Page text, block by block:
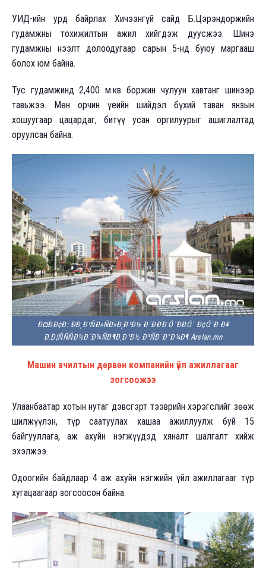
УИД-ийн урд байрлах Хичээнгүй сайд Б.Цэрэндоржийн
гудамжны тохижилтын ажил хийгдэж дуусжээ. Шинэ
гудамжны нээлт долоодугаар сарын 5-нд буюу маргааш
болох юм байна.
Тус гудамжинд 2,400 м.кв боржин чулуун хавтанг шинээр
тавьжээ. Мөн орчин үеийн шийдэл бүхий таван янзын
хошуугаар цацардаг, битүү усан оргилуурыг ашиглалтад
оруулсан байна.
Ð¤ÐÐ¢Ð: ÐÐ¸Ð¹ÑÐ»ÑÐ»Ð¸Ð¹Ð½ Ð¨ÐÐÐ­ Ó¨ÐÐÓ¨ Ð¢Ó¨Ð Ð¥
Ð.Ð¦ÑÑÑÐ½Ð´Ð¾ÑÐ¶Ð¸Ð¹Ð½ Ð³ÑÐ´Ð°Ð¼Ð¶ Arslan.mn
Машин ачилтын дөрвөн компанийн үйл ажиллагааг
зогсоожээ
Улаанбаатар хотын нутаг дэвсгэрт тээврийн хэрэгслийг зөөж
шилжүүлэн, түр саатуулах хашаа ажиллуулж буй 15
байгууллага, аж ахуйн нэгжүүдэд хяналт шалгалт хийж
эхэлжээ.
Одоогийн байдлаар 4 аж ахуйн нэгжийн үйл ажиллагааг түр
хугацаагаар зогсоосон байна.